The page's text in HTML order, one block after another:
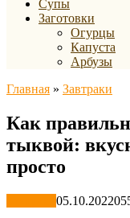
Супы
Заготовки
Огурцы
Капуста
Арбузы
Главная » Завтраки
Как
тыквой:
просто
05.10.20220